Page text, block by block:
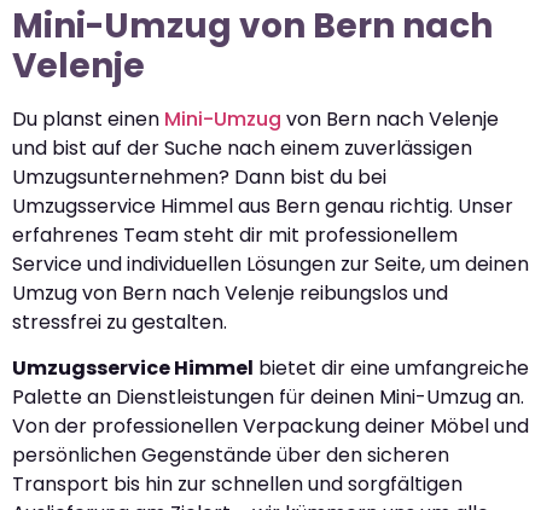
Mini-Umzug von Bern nach
Velenje
Du planst einen Mini-Umzug von Bern nach Velenje
und bist auf der Suche nach einem zuverlässigen
Umzugsunternehmen? Dann bist du bei
Umzugsservice Himmel aus Bern genau richtig. Unser
erfahrenes Team steht dir mit professionellem
Service und individuellen Lösungen zur Seite, um deinen
Umzug von Bern nach Velenje reibungslos und
stressfrei zu gestalten.
Umzugsservice Himmel bietet dir eine umfangreiche
Palette an Dienstleistungen für deinen Mini-Umzug an.
Von der professionellen Verpackung deiner Möbel und
persönlichen Gegenstände über den sicheren
Transport bis hin zur schnellen und sorgfältigen